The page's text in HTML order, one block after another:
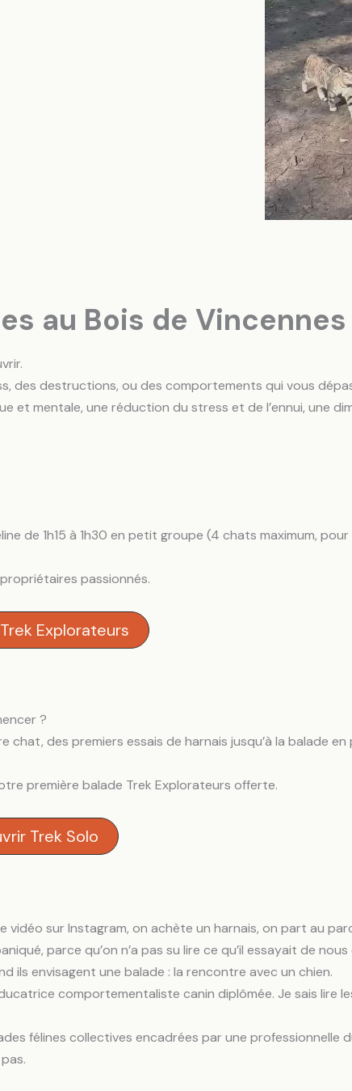
au Bois de Vincennes
des destructions, ou des comportements qui vous
et mentale, une réduction du stress et de l’ennui, une
de 1h15 à 1h30 en petit groupe (4 chats maximum,
passionnés.
Explorateurs
?
des premiers essais de harnais jusqu’à la balade
première balade Trek Explorateurs offerte.
Trek Solo
sur Instagram, on achète un harnais, on part au
parce qu’on n’a pas su lire ce qu’il essayait de nous
ils envisagent une balade : la rencontre avec un chien.
comportementaliste canin diplômée. Je sais lire
félines collectives encadrées par une